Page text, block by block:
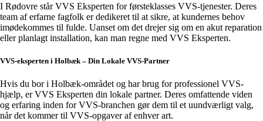
I Rødovre står VVS Eksperten for førsteklasses VVS-tjenester. Deres
team af erfarne fagfolk er dedikeret til at sikre, at kundernes behov
imødekommes til fulde. Uanset om det drejer sig om en akut reparation
eller planlagt installation, kan man regne med VVS Eksperten.
VVS-eksperten i Holbæk – Din Lokale VVS-Partner
Hvis du bor i Holbæk-området og har brug for professionel VVS-
hjælp, er VVS Eksperten din lokale partner. Deres omfattende viden
og erfaring inden for VVS-branchen gør dem til et uundværligt valg,
når det kommer til VVS-opgaver af enhver art.